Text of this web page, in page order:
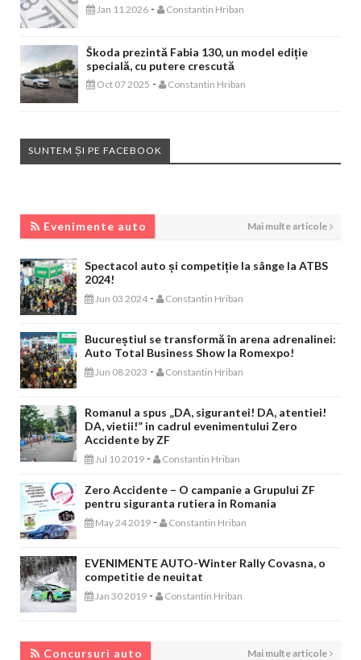
Jan 11 2026 - Constantin Hriban
Škoda prezintă Fabia 130, un model ediție
specială, cu putere crescută
Oct 07 2025 - Constantin Hriban
SUNTEM ȘI PE FACEBOOK
Evenimente auto Mai multe articole
Spectacol auto și competiție la sânge la ATBS
2024!
Jun 03 2024 - Constantin Hriban
Bucureștiul se transformă în arena adrenalinei:
Auto Total Business Show la Romexpo!
Jun 08 2023 - Constantin Hriban
Romanul a spus „DA, sigurantei! DA, atentiei!
DA, vietii!” in cadrul evenimentului Zero
Accidente by ZF
Jul 10 2019 - Constantin Hriban
Zero Accidente – O campanie a Grupului ZF
pentru siguranta rutiera in Romania
May 24 2019 - Constantin Hriban
EVENIMENTE AUTO-Winter Rally Covasna, o
competitie de neuitat
Jan 30 2019 - Constantin Hriban
Concursuri auto Mai multe articole